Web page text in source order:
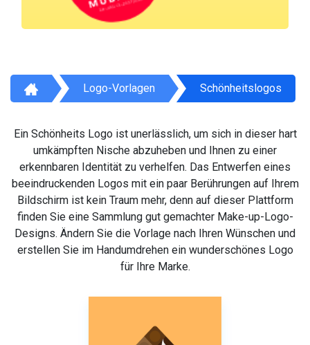
Logo-Vorlagen Schönheitslogos
Ein Schönheits Logo ist unerlässlich, um sich in dieser hart
umkämpften Nische abzuheben und Ihnen zu einer
erkennbaren Identität zu verhelfen. Das Entwerfen eines
beeindruckenden Logos mit ein paar Berührungen auf Ihrem
Bildschirm ist kein Traum mehr, denn auf dieser Plattform
finden Sie eine Sammlung gut gemachter Make-up-Logo-
Designs. Ändern Sie die Vorlage nach Ihren Wünschen und
erstellen Sie im Handumdrehen ein wunderschönes Logo
für Ihre Marke.